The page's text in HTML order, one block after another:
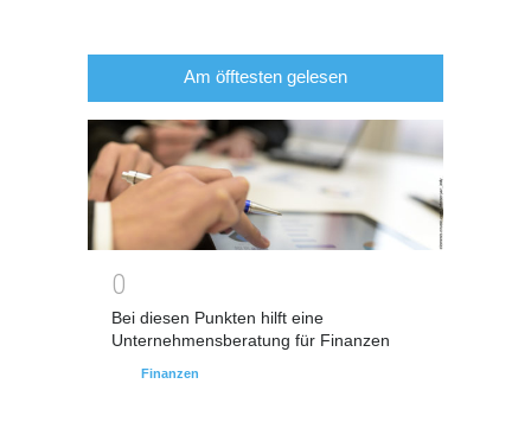
Am öfftesten gelesen
0
Bei diesen Punkten hilft eine
Unternehmensberatung für Finanzen
Finanzen